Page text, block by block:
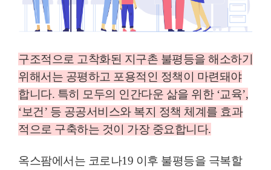
구조적으로 고착화된 지구촌 불평등을 해소하기
위해서는 공평하고 포용적인 정책이 마련돼야
합니다. 특히 모두의 인간다운 삶을 위한 ‘교육’,
‘보건’ 등 공공서비스와 복지 정책 체계를 효과
적으로 구축하는 것이 가장 중요합니다.
옥스팜에서는 코로나19 이후 불평등을 극복할